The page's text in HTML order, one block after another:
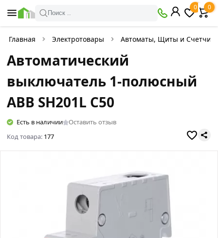
Поиск ..
0 0
Главная Электротовары Автоматы, Щиты и
Автоматический
выключатель 1-полюсный
ABB SH201L C50
Есть в наличии
Оставить отзыв
Код товара: 177